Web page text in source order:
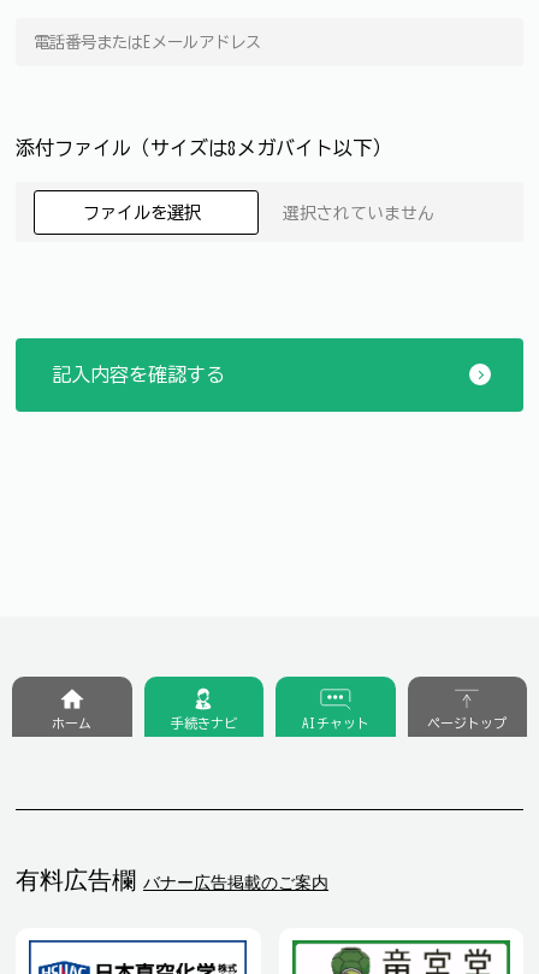
添付ファイル（サイズは8メガバイト以下）
ファイルを選択 選択されていません
有料広告欄 バナー広告掲載のご案内
ホーム 手続きナビ AIチャット ページトップ